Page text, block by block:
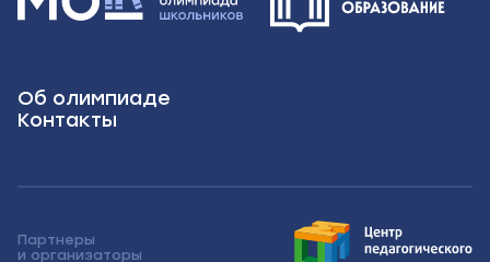
Об олимпиаде
Контакты
Партнеры
и организаторы